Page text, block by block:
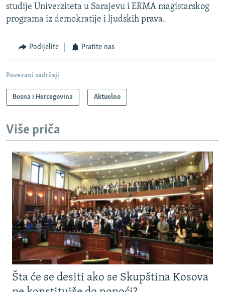
studije Univerziteta u Sarajevu i ERMA magistarskog
programa iz demokratije i ljudskih prava.
Podijelite Pratite nas
Povezani sadržaji
Bosna i Hercegovina Aktuelno
Više priča
Šta će se desiti ako se Skupština Kosova